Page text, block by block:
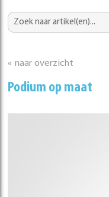
« naar overzicht
Podium op maat